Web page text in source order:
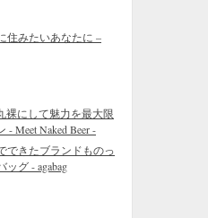
住みたいあなたに –
裸にして魅力を最大限
Meet Naked Beer -
できたブランドものっ
グ - agabag